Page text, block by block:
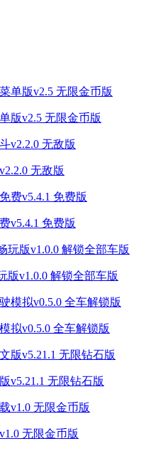
版v2.5 无限金币版
无敌版
v5.4.1 免费版
版v1.0.0 解锁全部车版
拟v0.5.0 全车解锁版
v5.21.1 无限钻石版
无限金币版